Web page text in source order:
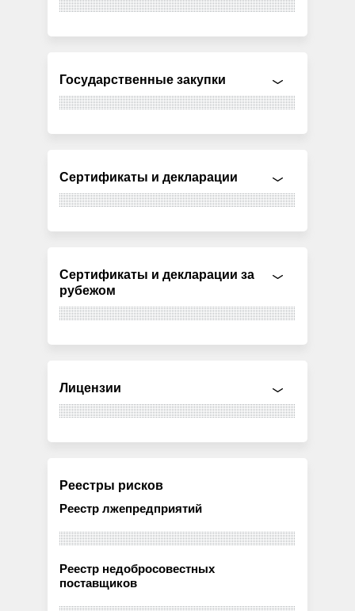
Государственные закупки
Сертификаты и декларации
Сертификаты и декларации за
рубежом
Лицензии
Реестры рисков
Реестр лжепредприятий
Реестр недобросовестных
поставщиков